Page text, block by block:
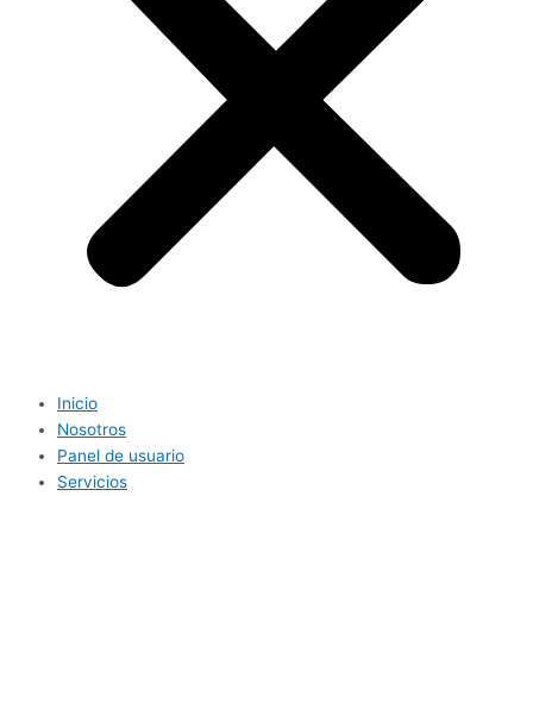
Inicio
Nosotros
Panel de usuario
Servicios